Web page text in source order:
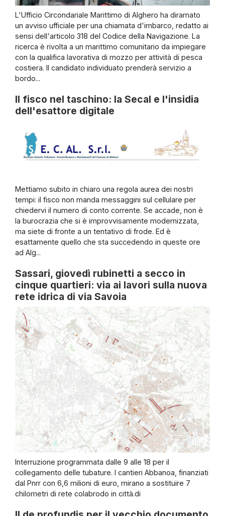
L'Ufficio Circondariale Marittimo di Alghero ha diramato
un avviso ufficiale per una chiamata d'imbarco, redatto ai
sensi dell'articolo 318 del Codice della Navigazione. La
ricerca è rivolta a un marittimo comunitario da impiegare
con la qualifica lavorativa di mozzo per attività di pesca
costiera. Il candidato individuato prenderà servizio a
bordo...
Il fisco nel taschino: la Secal e l'insidia
dell'esattore digitale
Mettiamo subito in chiaro una regola aurea dei nostri
tempi: il fisco non manda messaggini sul cellulare per
chiedervi il numero di conto corrente. Se accade, non è
la burocrazia che si è improvvisamente modernizzata,
ma siete di fronte a un tentativo di frode. Ed è
esattamente quello che sta succedendo in queste ore
ad Alg...
Sassari, giovedì rubinetti a secco in
cinque quartieri: via ai lavori sulla nuova
rete idrica di via Savoia
Interruzione programmata dalle 9 alle 18 per il
collegamento delle tubature. I cantieri Abbanoa, finanziati
dal Pnrr con 6,6 milioni di euro, mirano a sostituire 7
chilometri di rete colabrodo in città.di